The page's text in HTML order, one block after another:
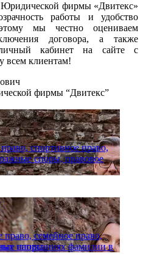
фирмы «Двитекс»
работы и удобство
мы честно оцениваем
договора, а также
кабинет на сайте с
всем клиентам!
фирмы “Двитекс”
спортивное право,
споры, правовое
право, семейное право,
споры
написаниях фамилии в